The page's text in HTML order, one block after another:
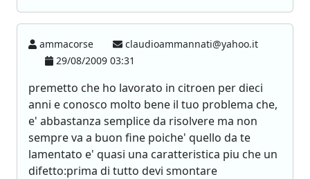
ammacorse
claudioammannati@yahoo.it
29/08/2009 03:31
premetto che ho lavorato in citroen per dieci
anni e conosco molto bene il tuo problema che,
e' abbastanza semplice da risolvere ma non
sempre va a buon fine poiche' quello da te
lamentato e' quasi una caratteristica piu che un
difetto:prima di tutto devi smontare